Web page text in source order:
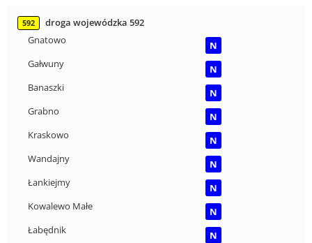
592
droga wojewódzka 592
Gnatowo
N
Gałwuny
N
Banaszki
N
Grabno
N
Kraskowo
N
Wandajny
N
Łankiejmy
N
Kowalewo Małe
N
Łabędnik
N